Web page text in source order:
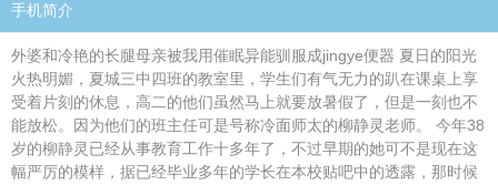
手机简介
外婆和冷艳的长腿母亲被我用催眠异能驯服成jingye便器 夏日的阳光
火热明媚，夏城三中四班的教室里，学生们有气无力的趴在课桌上享
受着片刻的休息，高二的他们虽然马上就要放暑假了，但是一刻也不
能放松。因为他们的班主任可是号称冷面师太的柳静灵老师。 今年38
岁的柳静灵已经从事教育工作十多年了，不过早期的她可不是现在这
幅严厉的模样，据已经毕业多年的学长在本校贴吧中的透露，那时候